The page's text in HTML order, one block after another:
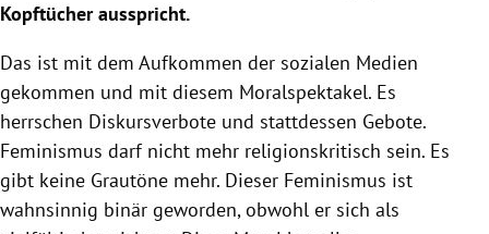
Kopftücher ausspricht.
Das ist mit dem Aufkommen der sozialen Medien
gekommen und mit diesem Moralspektakel. Es
herrschen Diskursverbote und stattdessen Gebote.
Feminismus darf nicht mehr religionskritisch sein. Es
gibt keine Grautöne mehr. Dieser Feminismus ist
wahnsinnig binär geworden, obwohl er sich als